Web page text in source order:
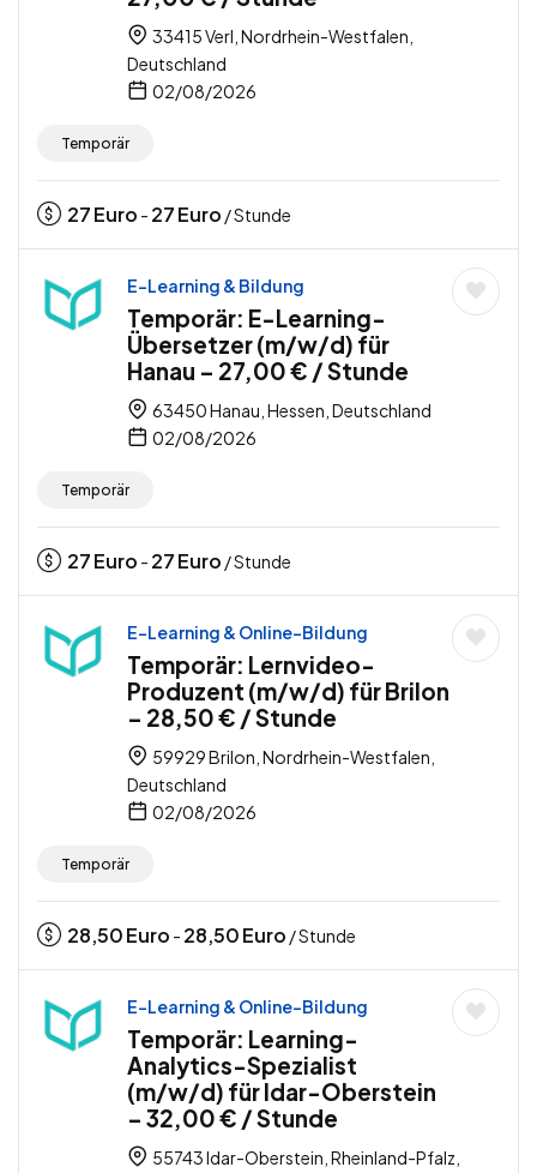
33415 Verl, Nordrhein-Westfalen,
Deutschland
02/08/2026
Temporär
27Euro - 27Euro / Stunde
E-Learning & Bildung
Temporär: E-Learning-
Übersetzer (m/w/d) für
Hanau – 27,00 € / Stunde
63450 Hanau, Hessen, Deutschland
02/08/2026
Temporär
27Euro - 27Euro / Stunde
E-Learning & Online-Bildung
Temporär: Lernvideo-
Produzent (m/w/d) für Brilon
– 28,50 € / Stunde
59929 Brilon, Nordrhein-Westfalen,
Deutschland
02/08/2026
Temporär
28,50Euro - 28,50Euro / Stunde
E-Learning & Online-Bildung
Temporär: Learning-
Analytics-Spezialist
(m/w/d) für Idar-Oberstein
– 32,00 € / Stunde
55743 Idar-Oberstein, Rheinland-Pfalz,